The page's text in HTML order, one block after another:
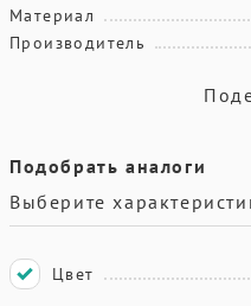
Материал
Производитель
Подобрать аналоги
Выберите
Цвет